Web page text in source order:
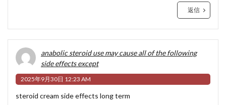
返信
anabolic steroid use may cause all of the following
side effects except
2025年9月30日 12:23 AM
steroid cream side effects long term